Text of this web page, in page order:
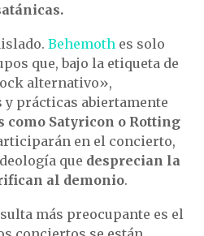
Behemoth es solo
que, bajo la etiqueta de
alternativo»,
prácticas abiertamente
como Satyricon o Rotting
en el concierto,
que desprecian la
al demonio.
más preocupante es el